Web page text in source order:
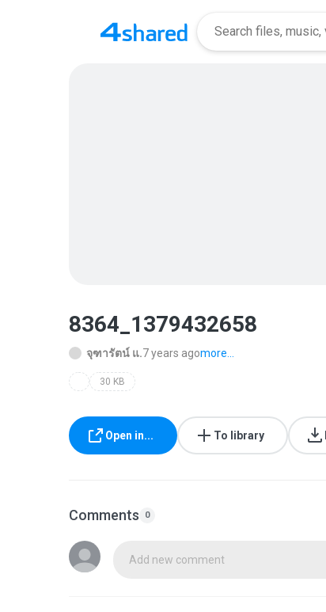
8364_1379432658
จุฑารัตน์ แ.7 years agomore...
30 KB
Open in... To library
Comments 0
Add new comment